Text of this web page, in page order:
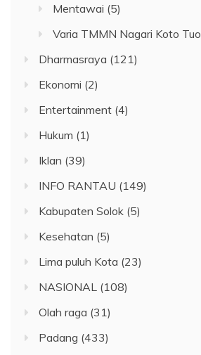
Mentawai (5)
Varia TMMN Nagari Koto Tuo
Dharmasraya (121)
Ekonomi (2)
Entertainment (4)
Hukum (1)
Iklan (39)
INFO RANTAU (149)
Kabupaten Solok (5)
Kesehatan (5)
Lima puluh Kota (23)
NASIONAL (108)
Olah raga (31)
Padang (433)